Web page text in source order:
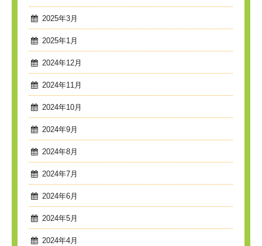
2025年3月
2025年1月
2024年12月
2024年11月
2024年10月
2024年9月
2024年8月
2024年7月
2024年6月
2024年5月
2024年4月